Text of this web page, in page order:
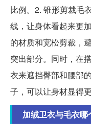
比例。2. 锥形剪裁毛
线，让身体看起来更
的材质和宽松剪裁，
突出部分。同时，在
衣来遮挡臀部和腰部
子，可以让身材显得更
加绒卫衣与毛衣